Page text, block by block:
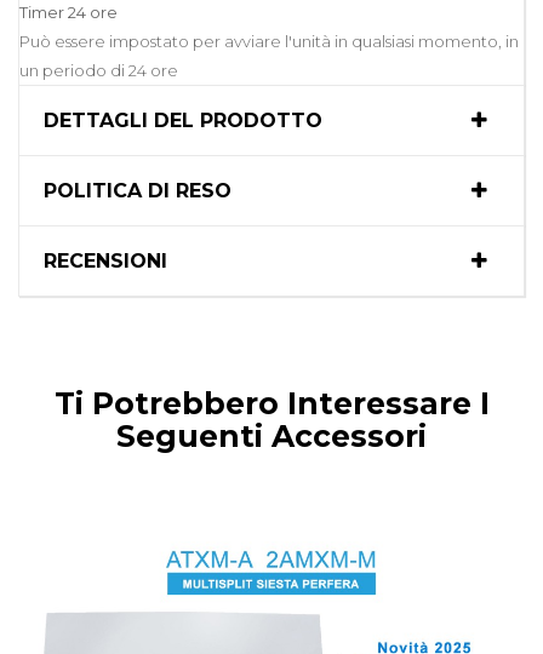
Timer 24 ore
Può essere impostato per avviare l'unità in qualsiasi momento, in
un periodo di 24 ore
DETTAGLI DEL PRODOTTO
POLITICA DI RESO
RECENSIONI
Ti Potrebbero Interessare I
Seguenti Accessori